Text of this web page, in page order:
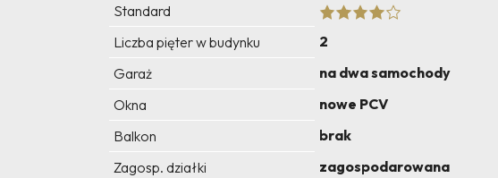
Standard
Liczba pięter w budynku
2
Garaż
na dwa samochody
Okna
nowe PCV
Balkon
brak
Zagosp. działki
zagospodarowana